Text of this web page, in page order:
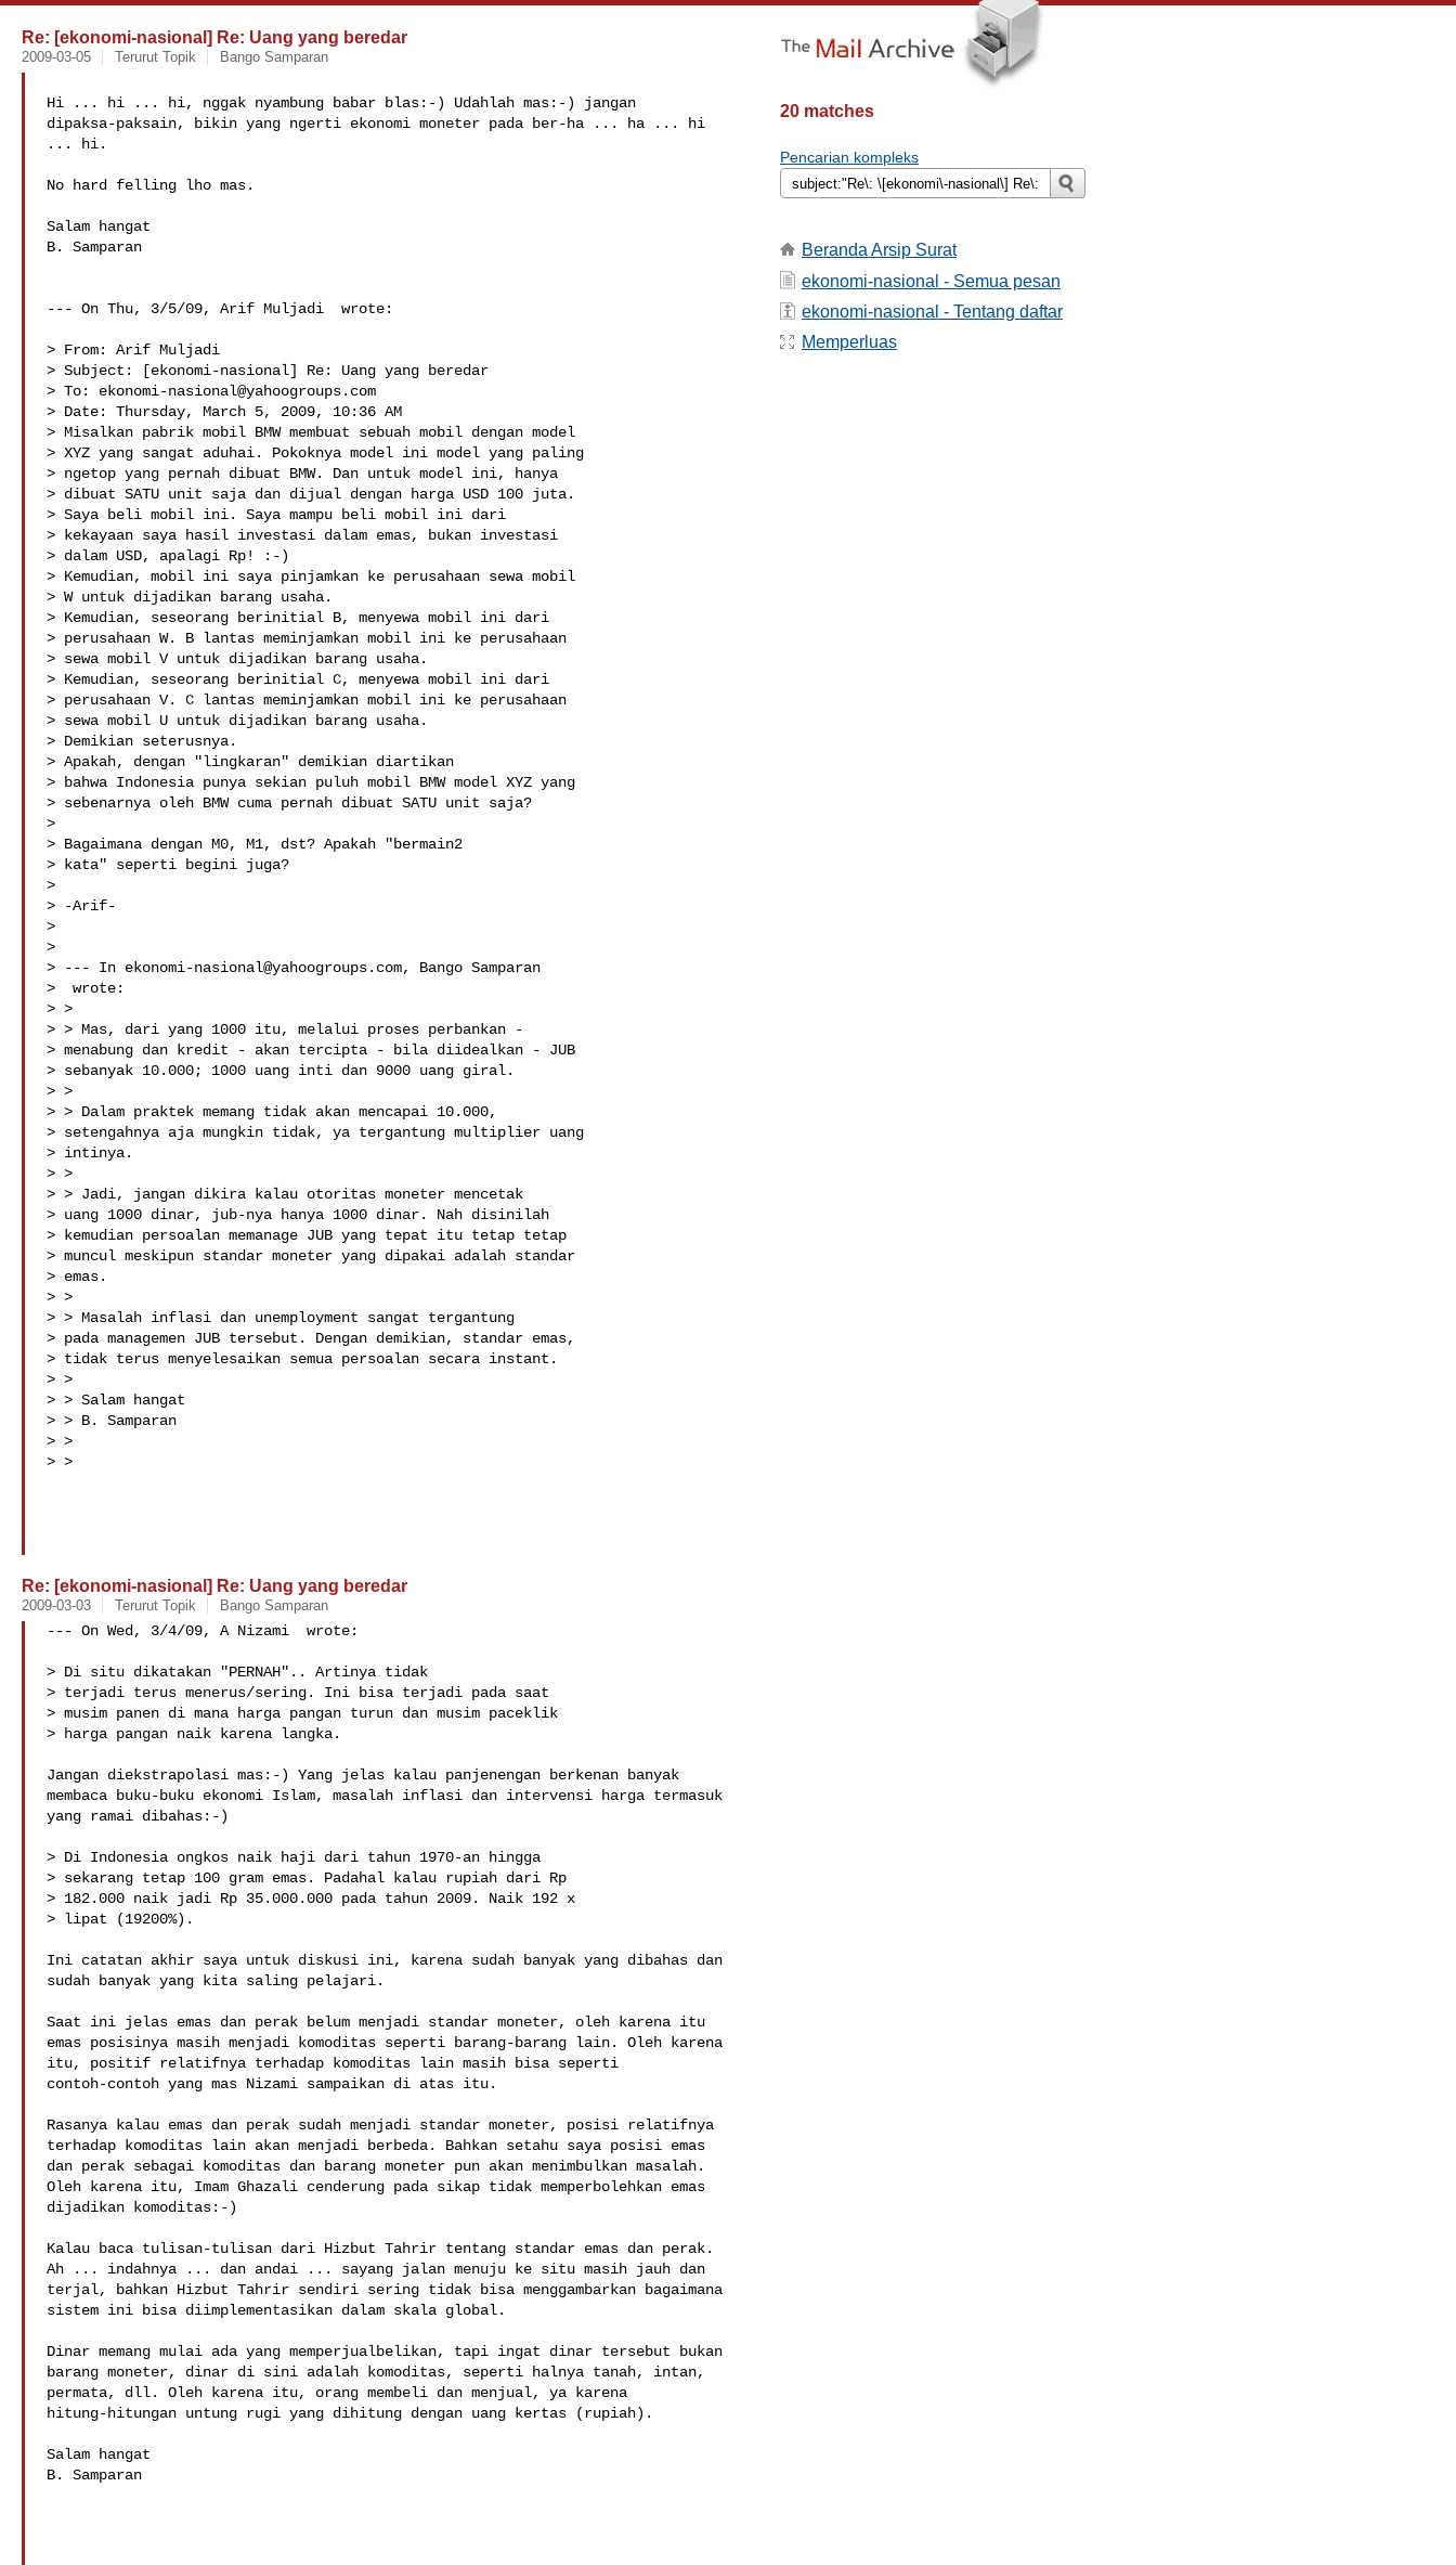
Re: [ekonomi-nasional] Re: Uang yang beredar
2009-03-05 Terurut Topik Bango Samparan
Hi ... hi ... hi, nggak nyambung babar blas:-) Udahlah mas:-) jangan
dipaksa-paksain, bikin yang ngerti ekonomi moneter pada ber-ha ... ha ... hi
... hi.
No hard felling lho mas.
Salam hangat
B. Samparan
--- On Thu, 3/5/09, Arif Muljadi  wrote:
> From: Arif Muljadi
> Subject: [ekonomi-nasional] Re: Uang yang beredar
> To: ekonomi-nasional@yahoogroups.com
> Date: Thursday, March 5, 2009, 10:36 AM
> Misalkan pabrik mobil BMW membuat sebuah mobil dengan model
> XYZ yang sangat aduhai. Pokoknya model ini model yang paling
> ngetop yang pernah dibuat BMW. Dan untuk model ini, hanya
> dibuat SATU unit saja dan dijual dengan harga USD 100 juta.
> Saya beli mobil ini. Saya mampu beli mobil ini dari
> kekayaan saya hasil investasi dalam emas, bukan investasi
> dalam USD, apalagi Rp! :-)
> Kemudian, mobil ini saya pinjamkan ke perusahaan sewa mobil
> W untuk dijadikan barang usaha.
> Kemudian, seseorang berinitial B, menyewa mobil ini dari
> perusahaan W. B lantas meminjamkan mobil ini ke perusahaan
> sewa mobil V untuk dijadikan barang usaha.
> Kemudian, seseorang berinitial C, menyewa mobil ini dari
> perusahaan V. C lantas meminjamkan mobil ini ke perusahaan
> sewa mobil U untuk dijadikan barang usaha.
> Demikian seterusnya.
> Apakah, dengan "lingkaran" demikian diartikan
> bahwa Indonesia punya sekian puluh mobil BMW model XYZ yang
> sebenarnya oleh BMW cuma pernah dibuat SATU unit saja?
>
> Bagaimana dengan M0, M1, dst? Apakah "bermain2
> kata" seperti begini juga?
>
> -Arif-
>
>
> --- In ekonomi-nasional@yahoogroups.com, Bango Samparan
>  wrote:
> >
> > Mas, dari yang 1000 itu, melalui proses perbankan -
> menabung dan kredit - akan tercipta - bila diidealkan - JUB
> sebanyak 10.000; 1000 uang inti dan 9000 uang giral.
> >
> > Dalam praktek memang tidak akan mencapai 10.000,
> setengahnya aja mungkin tidak, ya tergantung multiplier uang
> intinya.
> >
> > Jadi, jangan dikira kalau otoritas moneter mencetak
> uang 1000 dinar, jub-nya hanya 1000 dinar. Nah disinilah
> kemudian persoalan memanage JUB yang tepat itu tetap tetap
> muncul meskipun standar moneter yang dipakai adalah standar
> emas.
> >
> > Masalah inflasi dan unemployment sangat tergantung
> pada managemen JUB tersebut. Dengan demikian, standar emas,
> tidak terus menyelesaikan semua persoalan secara instant.
> >
> > Salam hangat
> > B. Samparan
> >
> >
Re: [ekonomi-nasional] Re: Uang yang beredar
2009-03-03 Terurut Topik Bango Samparan
--- On Wed, 3/4/09, A Nizami  wrote:
> Di situ dikatakan "PERNAH".. Artinya tidak
> terjadi terus menerus/sering. Ini bisa terjadi pada saat
> musim panen di mana harga pangan turun dan musim paceklik
> harga pangan naik karena langka.
Jangan diekstrapolasi mas:-) Yang jelas kalau panjenengan berkenan banyak
membaca buku-buku ekonomi Islam, masalah inflasi dan intervensi harga termasuk
yang ramai dibahas:-)
> Di Indonesia ongkos naik haji dari tahun 1970-an hingga
> sekarang tetap 100 gram emas. Padahal kalau rupiah dari Rp
> 182.000 naik jadi Rp 35.000.000 pada tahun 2009. Naik 192 x
> lipat (19200%).
Ini catatan akhir saya untuk diskusi ini, karena sudah banyak yang dibahas dan
sudah banyak yang kita saling pelajari.
Saat ini jelas emas dan perak belum menjadi standar moneter, oleh karena itu
emas posisinya masih menjadi komoditas seperti barang-barang lain. Oleh karena
itu, positif relatifnya terhadap komoditas lain masih bisa seperti
contoh-contoh yang mas Nizami sampaikan di atas itu.
Rasanya kalau emas dan perak sudah menjadi standar moneter, posisi relatifnya
terhadap komoditas lain akan menjadi berbeda. Bahkan setahu saya posisi emas
dan perak sebagai komoditas dan barang moneter pun akan menimbulkan masalah.
Oleh karena itu, Imam Ghazali cenderung pada sikap tidak memperbolehkan emas
dijadikan komoditas:-)
Kalau baca tulisan-tulisan dari Hizbut Tahrir tentang standar emas dan perak.
Ah ... indahnya ... dan andai ... sayang jalan menuju ke situ masih jauh dan
terjal, bahkan Hizbut Tahrir sendiri sering tidak bisa menggambarkan bagaimana
sistem ini bisa diimplementasikan dalam skala global.
Dinar memang mulai ada yang memperjualbelikan, tapi ingat dinar tersebut bukan
barang moneter, dinar di sini adalah komoditas, seperti halnya tanah, intan,
permata, dll. Oleh karena itu, orang membeli dan menjual, ya karena
hitung-hitungan untung rugi yang dihitung dengan uang kertas (rupiah).
Salam hangat
B. Samparan
20 matches
Pencarian kompleks
Beranda Arsip Surat
ekonomi-nasional - Semua pesan
ekonomi-nasional - Tentang daftar
Memperluas